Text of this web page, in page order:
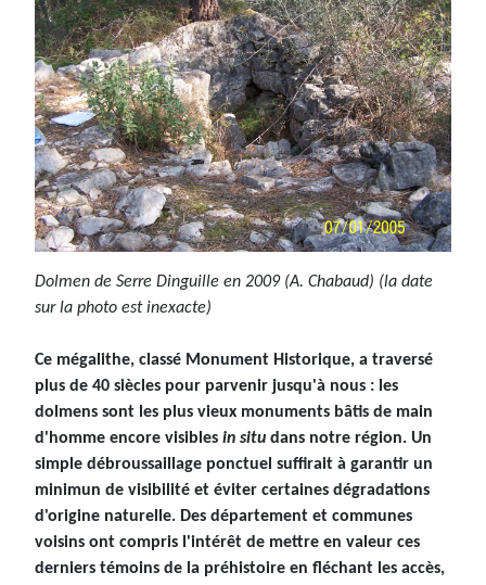
Dolmen de Serre Dinguille en 2009 (A. Chabaud) (la date
sur la photo est inexacte)
Ce mégalithe, classé Monument Historique, a traversé
plus de 40 siècles pour parvenir jusqu'à nous : les
dolmens sont les plus vieux monuments bâtis de main
d'homme encore visibles in situ dans notre région. Un
simple débroussaillage ponctuel suffirait à garantir un
minimun de visibilité et éviter certaines dégradations
d'origine naturelle. Des département et communes
voisins ont compris l'intérêt de mettre en valeur ces
derniers témoins de la préhistoire en fléchant les accès,